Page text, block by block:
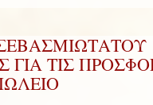
ΤΙΣ